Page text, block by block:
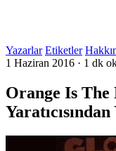
Yazarlar Etiketler
1 Haziran 2016 · 1 dk
Orange Is The